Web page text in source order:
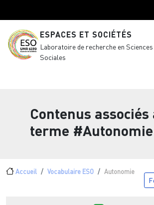
ESPACES ET SOCIÉTÉS
Laboratoire de recherche en
Sociales
Contenus associés
terme #Autonomie
Fil d'Ariane
Accueil Vocabulaire ESO Autonomie